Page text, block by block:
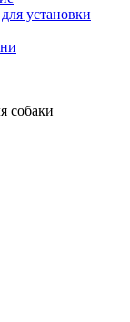
установки
собаки